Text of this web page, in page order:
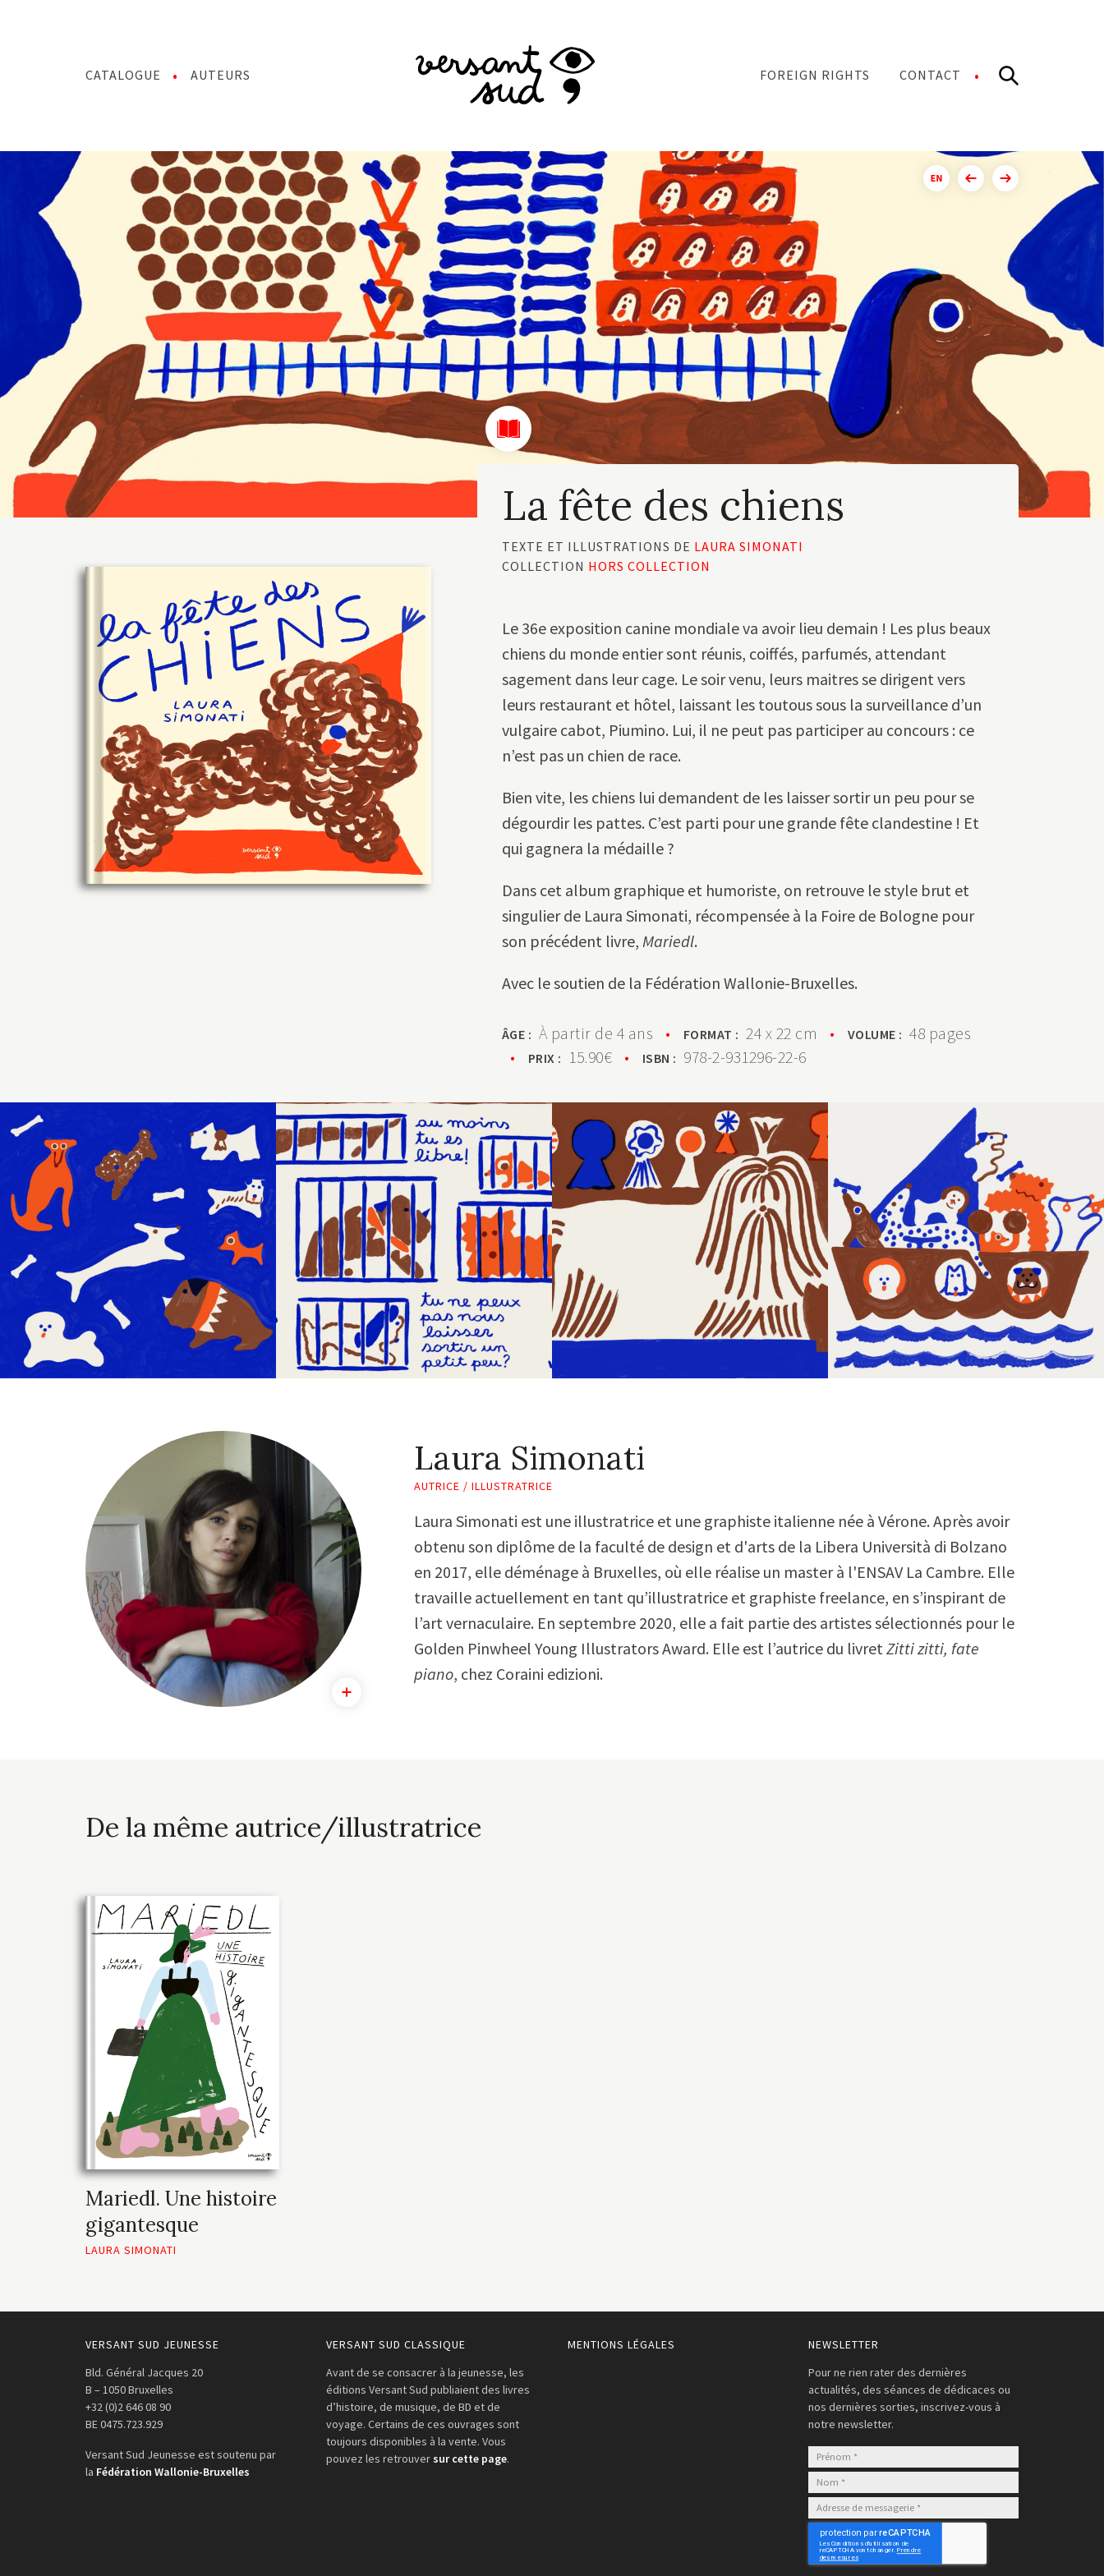
CATALOGUE AUTEURS FOREIGN RIGHTS CONTACT
La fête des chiens
TEXTE ET ILLUSTRATIONS DE LAURA SIMONATI
COLLECTION HORS COLLECTION
Le 36e exposition canine mondiale va avoir lieu demain ! Les plus beaux
chiens du monde entier sont réunis, coiffés, parfumés, attendant
sagement dans leur cage. Le soir venu, leurs maitres se dirigent vers
leurs restaurant et hôtel, laissant les toutous sous la surveillance d’un
vulgaire cabot, Piumino. Lui, il ne peut pas participer au concours : ce
n’est pas un chien de race.
Bien vite, les chiens lui demandent de les laisser sortir un peu pour se
dégourdir les pattes. C’est parti pour une grande fête clandestine ! Et
qui gagnera la médaille ?
Dans cet album graphique et humoriste, on retrouve le style brut et
singulier de Laura Simonati, récompensée à la Foire de Bologne pour
son précédent livre, Mariedl.
Avec le soutien de la Fédération Wallonie-Bruxelles.
ÂGE : À partir de 4 ans • FORMAT :24 x 22 cm • VOLUME :48 pages
•
PRIX : 15.90€ • ISBN : 978-2-931296-22-6
Laura Simonati
AUTRICE / ILLUSTRATRICE
Laura Simonati est une illustratrice et une graphiste italienne née à Vérone. Après avoir
obtenu son diplôme de la faculté de design et d'arts de la Libera Università di Bolzano
en 2017, elle déménage à Bruxelles, où elle réalise un master à l'ENSAV La Cambre. Elle
travaille actuellement en tant qu’illustratrice et graphiste freelance, en s’inspirant de
l’art vernaculaire. En septembre 2020, elle a fait partie des artistes sélectionnés pour le
Golden Pinwheel Young Illustrators Award. Elle est l’autrice du livretZitti zitti, fate
piano, chez Coraini edizioni.
De la même autrice/illustratrice
Mariedl. Une histoire
gigantesque
LAURA SIMONATI
VERSANT SUD JEUNESSE
Bld. Général Jacques 20
B – 1050 Bruxelles
+32 (0)2 646 08 90
BE 0475.723.929
Versant Sud Jeunesse est soutenu par
la Fédération Wallonie-Bruxelles
VERSANT SUD CLASSIQUE
Avant de se consacrer à la jeunesse, les
éditions Versant Sud publiaient des livres
d’histoire, de musique, de BD et de
voyage. Certains de ces ouvrages sont
toujours disponibles à la vente. Vous
pouvez les retrouver sur cette page.
MENTIONS LÉGALES
NEWSLETTER
Pour ne rien rater des dernières
actualités, des séances de dédicaces ou
nos dernières sorties, inscrivez-vous à
notre newsletter.